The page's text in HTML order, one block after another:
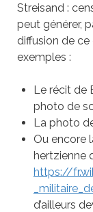
Streisand :
peut générer,
diffusion de ce
exemples :
Le récit de
photo de
La photo
Ou encore
hertzienne
https://
d’ailleurs